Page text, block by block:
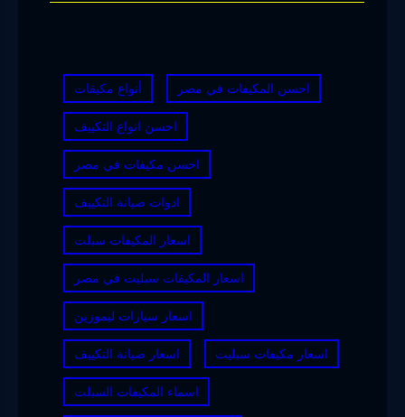
أنواع مكيفات احسن المكيفات في مصر
احسن انواع التكييف
احسن مكيفات في مصر
ادوات صيانة التكييف
اسعار المكيفات سبلت
اسعار المكيفات سبليت في مصر
اسعار سيارات ليموزين
اسعار صيانة التكييف اسعار مكيفات سبليت
اسماء المكيفات السبلت